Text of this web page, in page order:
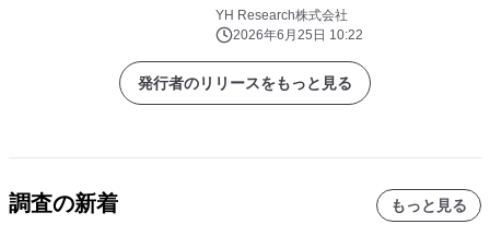
YH Research株式会社
2026年6月25日 10:22
発行者のリリースをもっと見る
調査の新着 もっと見る